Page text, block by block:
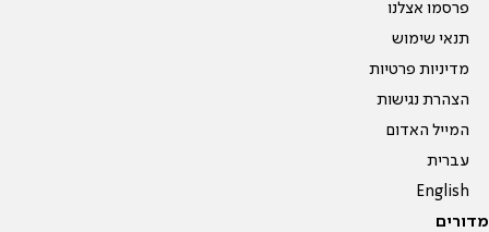
פרסמו אצלנו
תנאי שימוש
מדיניות פרטיות
הצהרת נגישות
המייל האדום
עברית
English
מדורים